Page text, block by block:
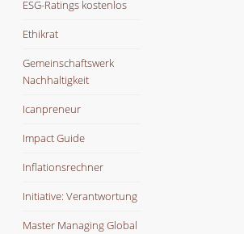
ESG-Ratings kostenlos
Ethikrat
Gemeinschaftswerk
Nachhaltigkeit
Icanpreneur
Impact Guide
Inflationsrechner
Initiative: Verantwortung
Master Managing Global